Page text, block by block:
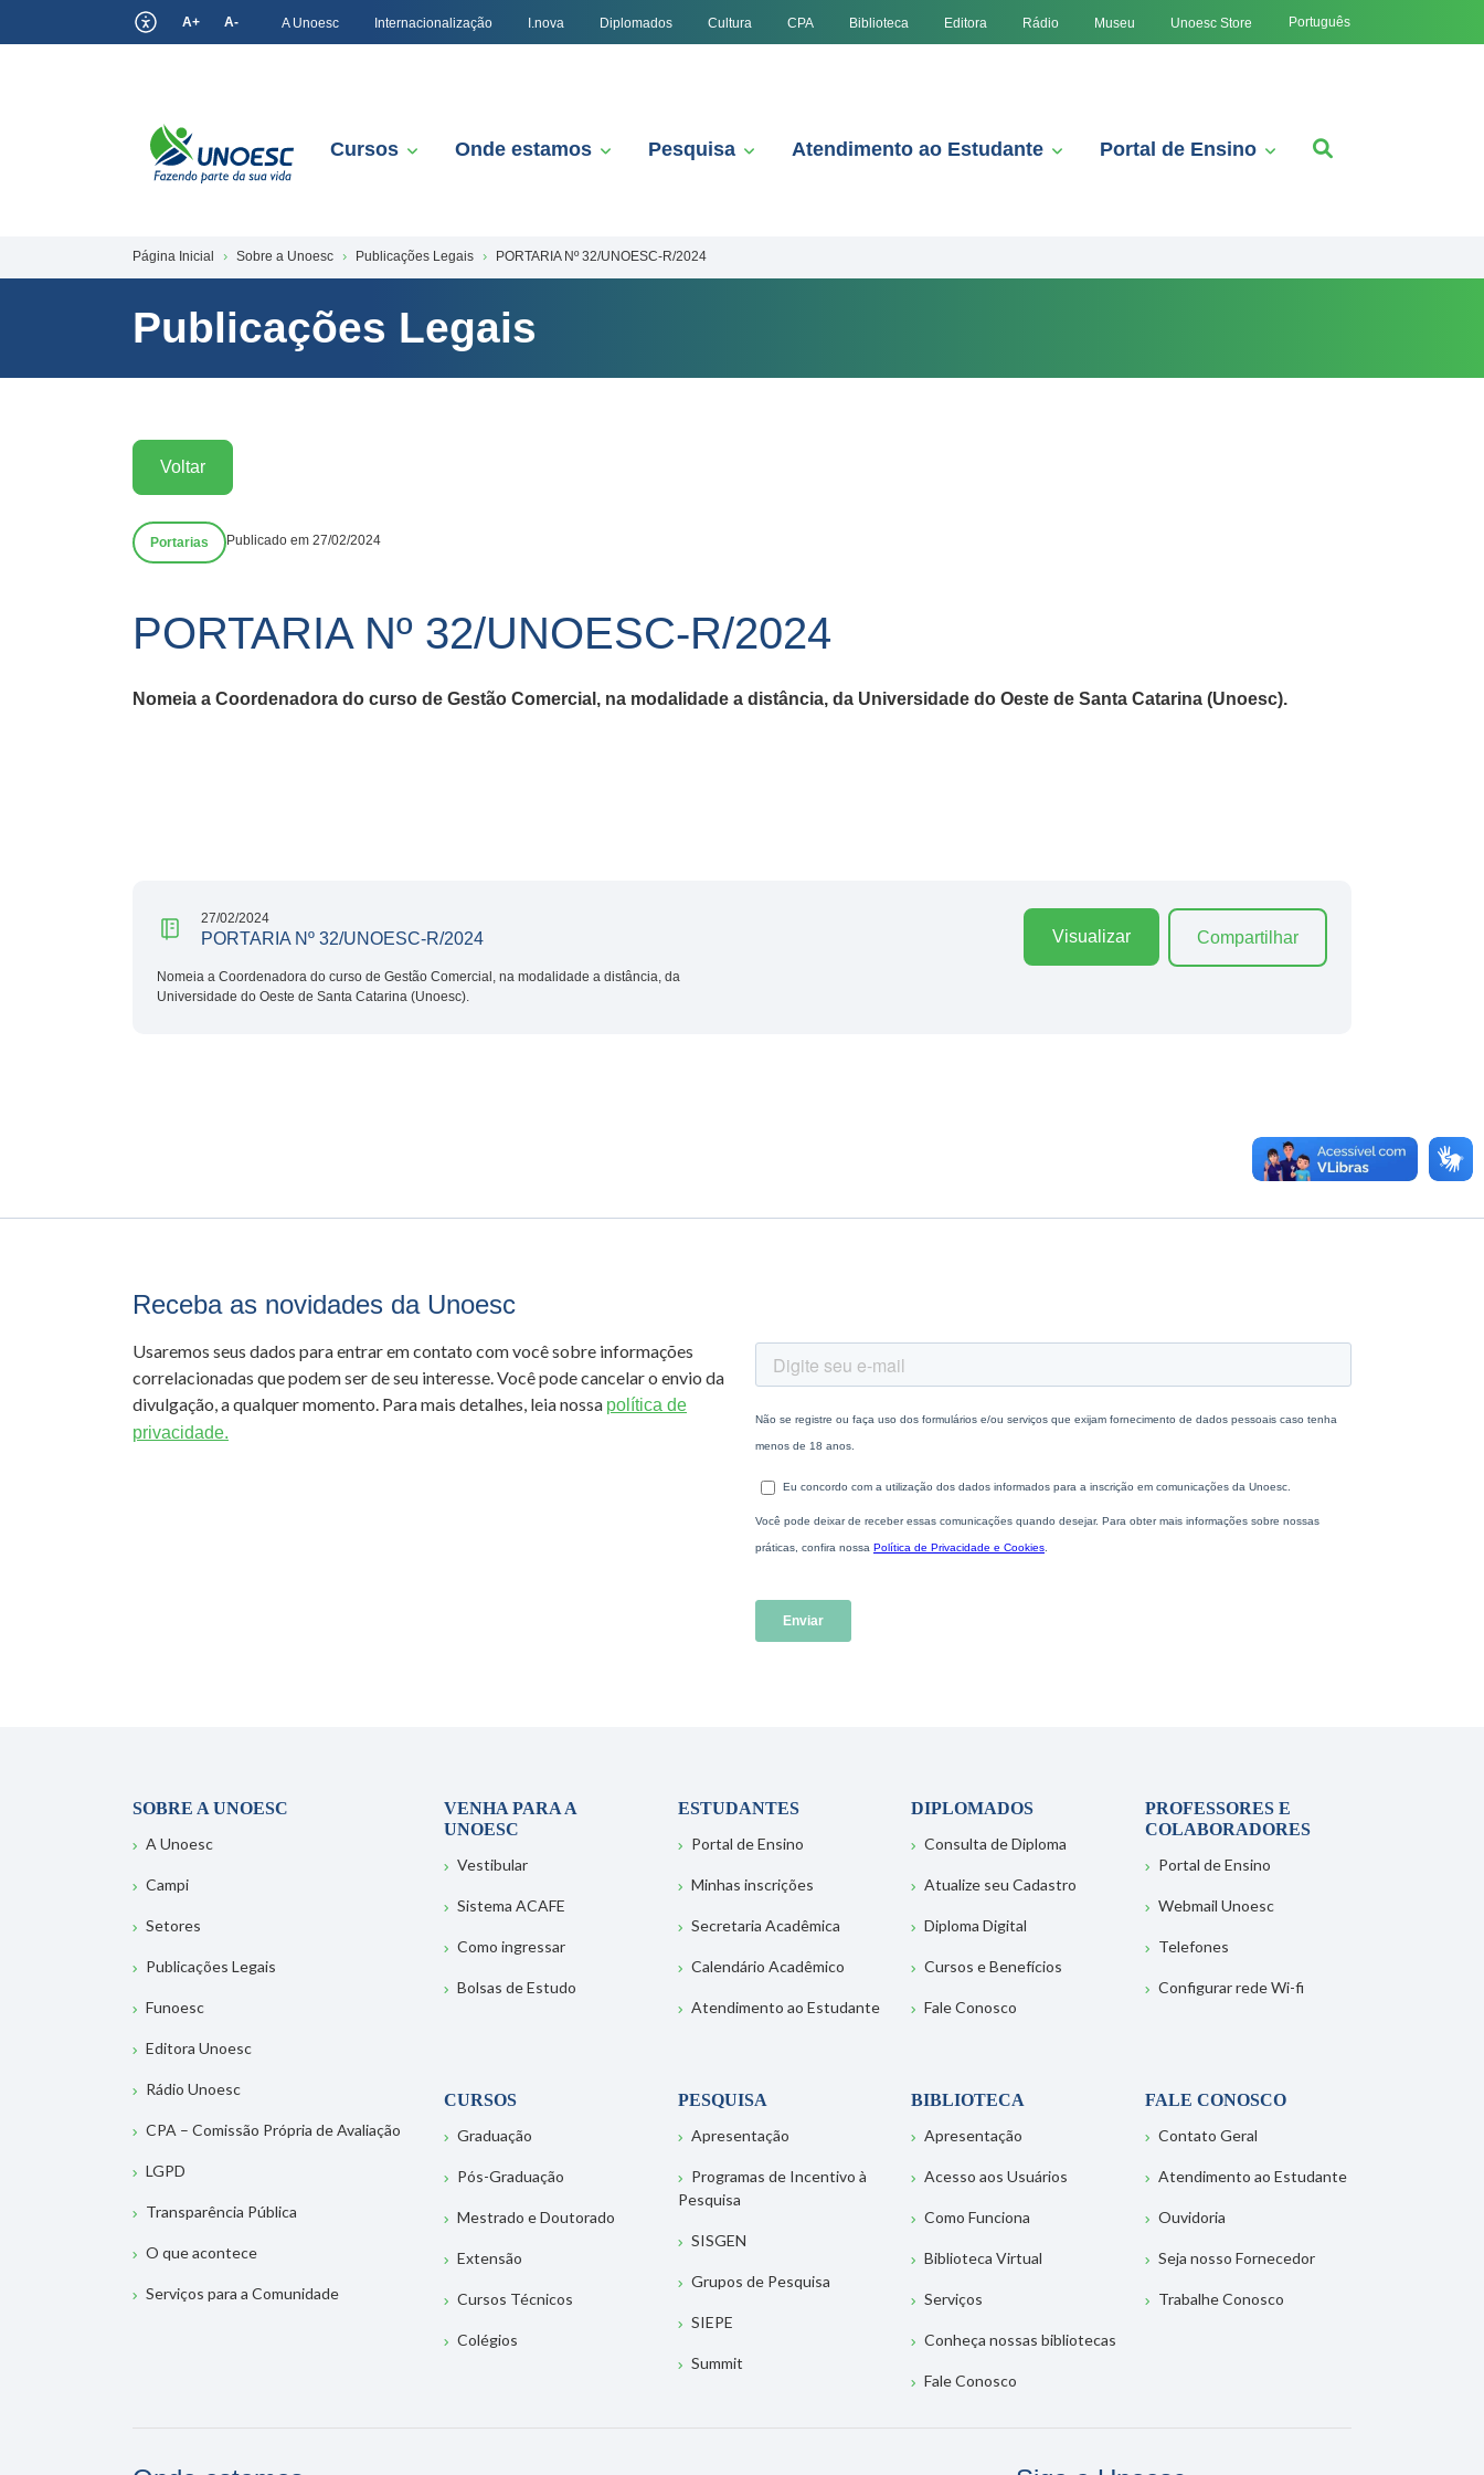
A+ A- A Unoesc Internacionalização I.nova Diplomados Cultura CPA Biblioteca Editora Rádio Museu Unoesc Store Português
Cursos Onde estamos Pesquisa Atendimento ao Estudante Portal de Ensino
Página Inicial Sobre a Unoesc Publicações Legais PORTARIA Nº 32/UNOESC-R/2024
Publicações Legais
Voltar
Portarias Publicado em 27/02/2024
PORTARIA Nº 32/UNOESC-R/2024
Nomeia a Coordenadora do curso de Gestão Comercial, na modalidade a distância, da Universidade do Oeste de Santa Catarina (Unoesc).
27/02/2024
PORTARIA Nº 32/UNOESC-R/2024
Nomeia a Coordenadora do curso de Gestão Comercial, na modalidade a distância, da
Universidade do Oeste de Santa Catarina (Unoesc).
Visualizar Compartilhar
Receba as novidades da Unoesc
Usaremos seus dados para entrar em contato com você sobre informações
correlacionadas que podem ser de seu interesse. Você pode cancelar o envio da
divulgação, a qualquer momento. Para mais detalhes, leia nossa política de
privacidade.
SOBRE A UNOESC
A Unoesc
Campi
Setores
Publicações Legais
Funoesc
Editora Unoesc
Rádio Unoesc
CPA – Comissão Própria de Avaliação
LGPD
Transparência Pública
O que acontece
Serviços para a Comunidade
VENHA PARA A
UNOESC
Vestibular
Sistema ACAFE
Como ingressar
Bolsas de Estudo
ESTUDANTES
Portal de Ensino
Minhas inscrições
Secretaria Acadêmica
Calendário Acadêmico
Atendimento ao Estudante
DIPLOMADOS
Consulta de Diploma
Atualize seu Cadastro
Diploma Digital
Cursos e Benefícios
Fale Conosco
PROFESSORES E
COLABORADORES
Portal de Ensino
Webmail Unoesc
Telefones
Configurar rede Wi-fi
CURSOS
Graduação
Pós-Graduação
Mestrado e Doutorado
Extensão
Cursos Técnicos
Colégios
PESQUISA
Apresentação
Programas de Incentivo à
Pesquisa
SISGEN
Grupos de Pesquisa
SIEPE
Summit
BIBLIOTECA
Apresentação
Acesso aos Usuários
Como Funciona
Biblioteca Virtual
Serviços
Conheça nossas bibliotecas
Fale Conosco
FALE CONOSCO
Contato Geral
Atendimento ao Estudante
Ouvidoria
Seja nosso Fornecedor
Trabalhe Conosco